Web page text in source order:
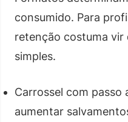
consumido. Para
retenção costuma vir
simples.
Carrossel com passo
aumentar